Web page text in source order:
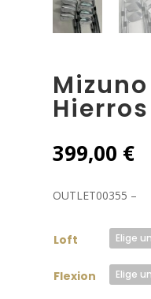
399,00 €
OUTLET00355 –
Loft
Flexion